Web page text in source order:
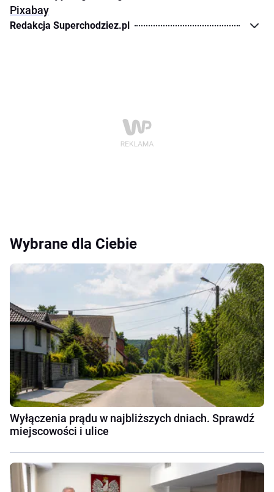
Pixabay
Redakcja Superchodziez.pl
Wybrane dla Ciebie
Wyłączenia prądu w najbliższych dniach. Sprawdź
miejscowości i ulice